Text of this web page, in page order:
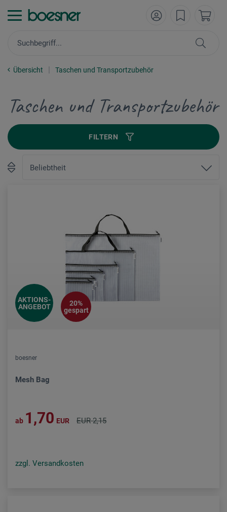
Übersicht Taschen und Transportzubehör
Taschen und Transportzubehör
FILTERN
AKTIONS-
ANGEBOT
20%
gespart
boesner
Mesh Bag
ab 1,70 EUR EUR 2,15
zzgl. Versandkosten